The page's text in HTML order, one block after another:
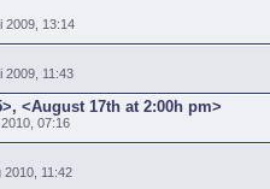
2009, 13:14
2009, 11:43
<August 17th at 2:00h pm>
07:16
2010, 11:42